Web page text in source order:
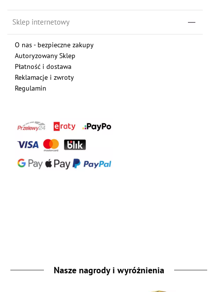
Sklep internetowy
O nas - bezpieczne zakupy
Autoryzowany Sklep
Płatność i dostawa
Reklamacje i zwroty
Regulamin
Nasze nagrody i wyróżnienia